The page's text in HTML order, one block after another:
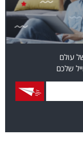
עולם
שלכם